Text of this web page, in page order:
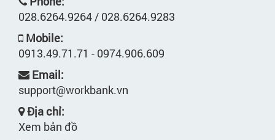
028.6264.9264 / 028.6264.9283
Mobile:
0913.49.71.71 - 0974.906.609
Email:
support@workbank.vn
Địa chỉ:
Xem bản đồ